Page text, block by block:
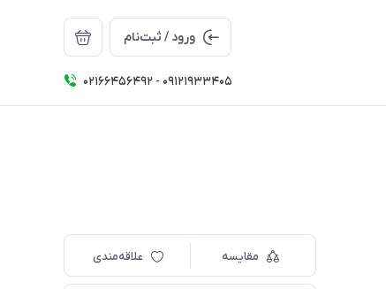
ورود / ثبت‌نام
02166456492 - 09121933405
مقایسه علاقه‌مندی